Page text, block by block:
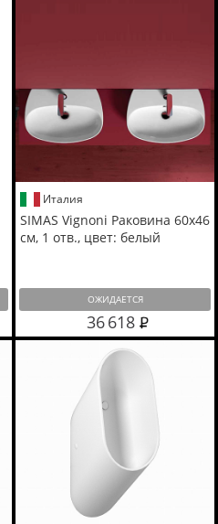
Италия
SIMAS Vignoni Раковина 60х46
см, 1 отв., цвет: белый
ОЖИДАЕТСЯ
36 618